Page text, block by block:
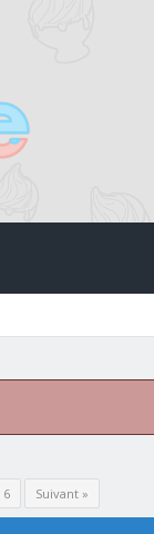
6 Suivant »